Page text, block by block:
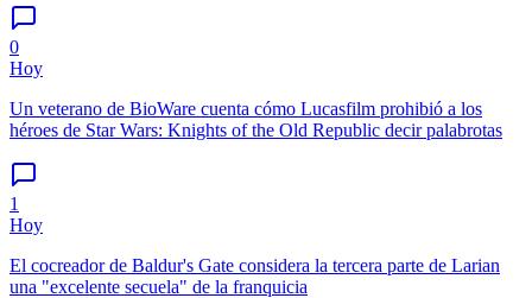
0
Hoy
Un veterano de BioWare cuenta cómo Lucasfilm prohibió a los
héroes de Star Wars: Knights of the Old Republic decir palabrotas
1
Hoy
El cocreador de Baldur's Gate considera la tercera parte de Larian
una "excelente secuela" de la franquicia